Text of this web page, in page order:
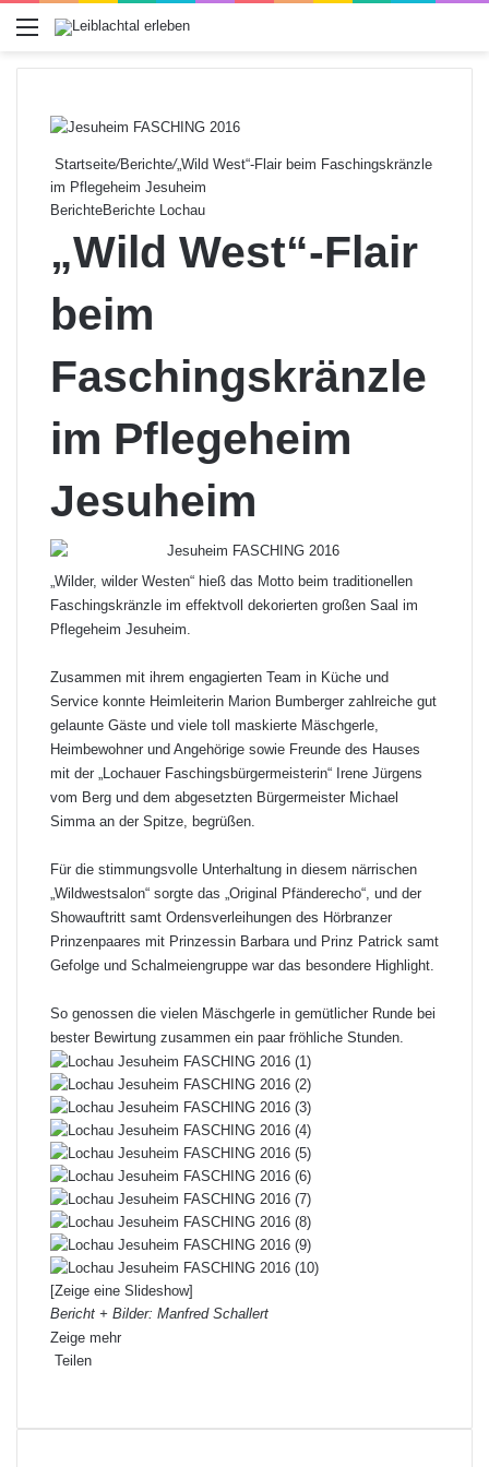
Menü
Startseite/Berichte/„Wild West“-Flair beim Faschingskränzle
im Pflegeheim Jesuheim
BerichteBerichte Lochau
„Wild West“-Flair
beim
Faschingskränzle
im Pflegeheim
Jesuheim
„Wilder, wilder Westen“ hieß das Motto beim traditionellen
Faschingskränzle im effektvoll dekorierten großen Saal im
Pflegeheim Jesuheim.
Zusammen mit ihrem engagierten Team in Küche und
Service konnte Heimleiterin Marion Bumberger zahlreiche gut
gelaunte Gäste und viele toll maskierte Mäschgerle,
Heimbewohner und Angehörige sowie Freunde des Hauses
mit der „Lochauer Faschingsbürgermeisterin“ Irene Jürgens
vom Berg und dem abgesetzten Bürgermeister Michael
Simma an der Spitze, begrüßen.
Für die stimmungsvolle Unterhaltung in diesem närrischen
„Wildwestsalon“ sorgte das „Original Pfänderecho“, und der
Showauftritt samt Ordensverleihungen des Hörbranzer
Prinzenpaares mit Prinzessin Barbara und Prinz Patrick samt
Gefolge und Schalmeiengruppe war das besondere Highlight.
So genossen die vielen Mäschgerle in gemütlicher Runde bei
bester Bewirtung zusammen ein paar fröhliche Stunden.
[Zeige eine Slideshow]
Bericht + Bilder: Manfred Schallert
Zeige mehr
Teilen
cnnaiu